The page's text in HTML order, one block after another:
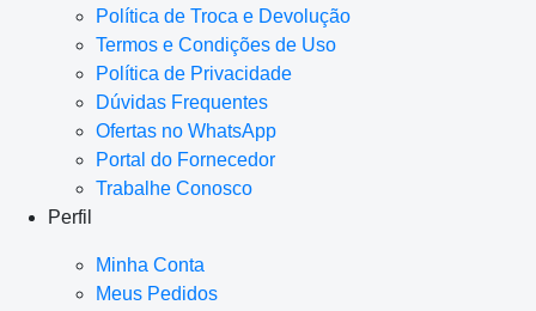
Política de Troca e Devolução
Termos e Condições de Uso
Política de Privacidade
Dúvidas Frequentes
Ofertas no WhatsApp
Portal do Fornecedor
Trabalhe Conosco
Perfil
Minha Conta
Meus Pedidos